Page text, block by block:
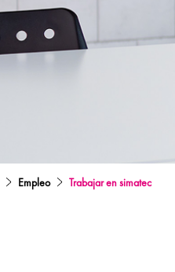
Empleo Trabajar en simatec